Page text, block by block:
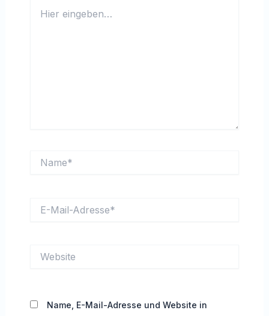
eingeben…
Mail-
Name, E-Mail-Adresse und Website in